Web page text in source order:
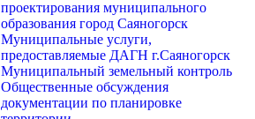
проектирования муниципального
образования город Саяногорск
Муниципальные услуги,
предоставляемые ДАГН г.Саяногорск
Муниципальный земельный контроль
Общественные обсуждения
документации по планировке